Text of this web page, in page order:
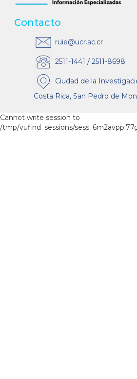
Contacto
ruie@ucr.ac.cr
2511-1441 / 2511-8698
Ciudad de la
Costa Rica, San Pedro de
Cannot write session to
/tmp/vufind_sessions/